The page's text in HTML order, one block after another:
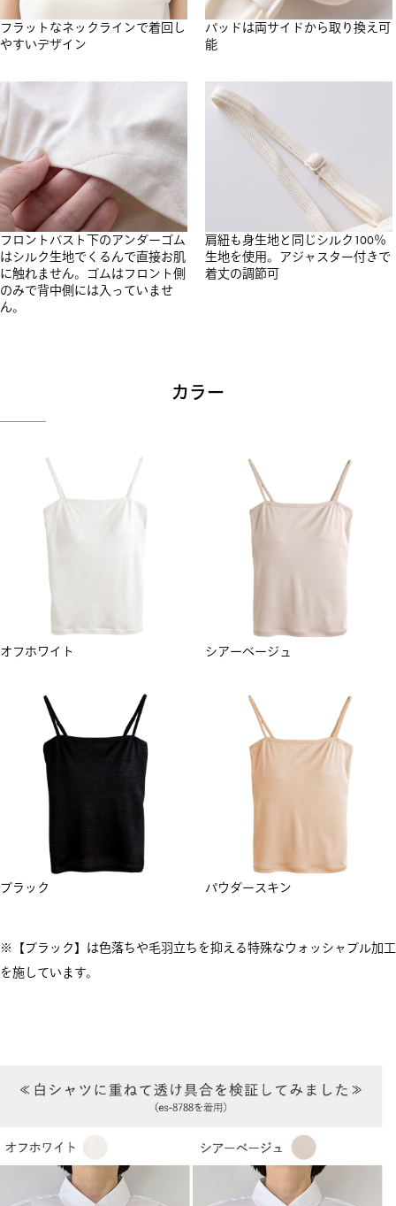
フラットなネックラインで着回し
やすいデザイン
パッドは両サイドから取り換え可
能
フロントバスト下のアンダーゴム
はシルク生地でくるんで直接お肌
に触れません。ゴムはフロント側
のみで背中側には入っていませ
ん。
肩紐も身生地と同じシルク100％
生地を使用。アジャスター付きで
着丈の調節可
カラー
オフホワイト シアーベージュ
ブラック パウダースキン
※【ブラック】は色落ちや毛羽立ちを抑える特殊なウォッシャブル加工
を施しています。